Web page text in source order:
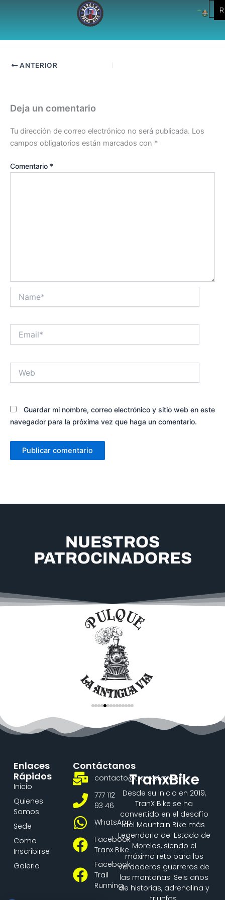
BotonRegistrate
/ PorAdministrator
ANTERIOR
Deja un comentario
Tu dirección de correo electrónico no será publicada. Los
campos obligatorios están marcados con *
Comentario *
Guardar mi nombre, correo electrónico y sitio web en este
navegador para la próxima vez que haga un comentario.
NUESTROS
PATROCINADORES
TranxBike
Desde su inicio en 2019,
TranX Bike se ha
convertido en el desafío
del Mountain Bike más
Legendario del Estado de
Morelos, siendo el
máximo reto para los
verdaderos guerreros de
las montañas. Seis años
de historias, adrenalina y
Enlaces
Rápidos
Inicio
Quienes
Somos
Sede
Como
Inscribirse
Galeria
Contáctanos
contacto@tranxbike.com
777 112
93 46
WhatsApp
Facebook
Tranx Bike
Facebook
Trail
Running